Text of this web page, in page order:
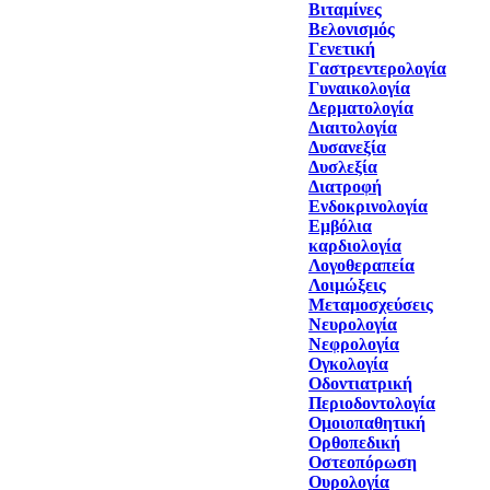
Βιταμίνες
Βελονισμός
Γενετική
Γαστρεντερολογία
Γυναικολογία
Δερματολογία
Διαιτολογία
Δυσανεξία
Δυσλεξία
Διατροφή
Ενδοκρινολογία
Εμβόλια
καρδιολογία
Λογοθεραπεία
Λοιμώξεις
Μεταμοσχεύσεις
Νευρολογία
Νεφρολογία
Ογκολογία
Οδοντιατρική
Περιοδοντολογία
Ομοιοπαθητική
Ορθοπεδική
Οστεοπόρωση
Ουρολογία